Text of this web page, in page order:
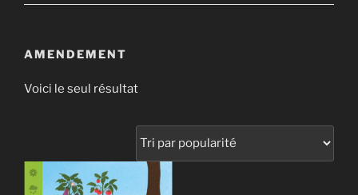
AMENDEMENT
Voici le seul résultat